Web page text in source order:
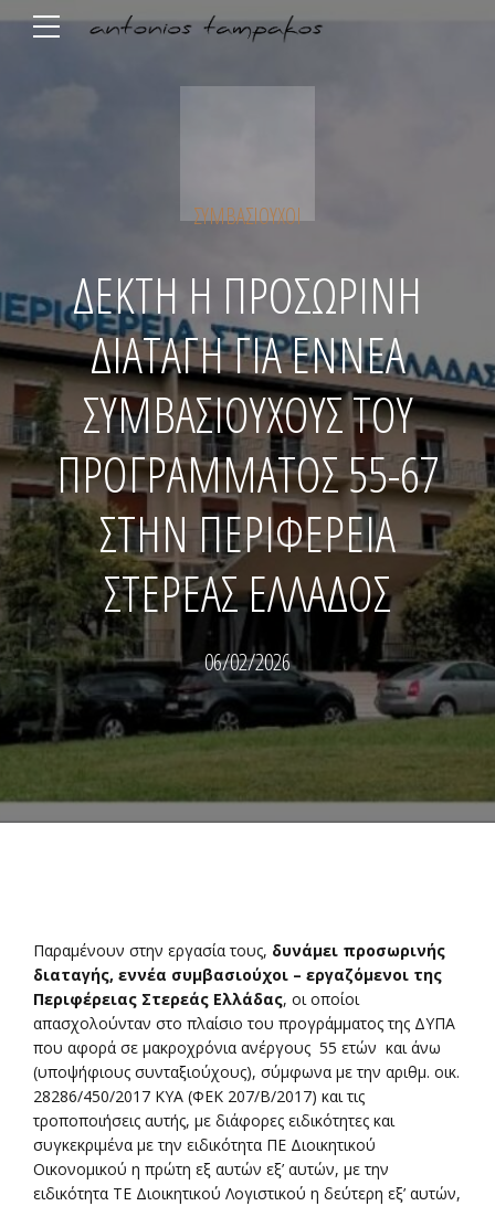
ΣΥΜΒΑΣΙΟΎΧΟΙ
ΔΕΚΤΗ Η ΠΡΟΣΩΡΙΝΗ
ΔΙΑΤΑΓΗ ΓΙΑ ΕΝΝΕΑ
ΣΥΜΒΑΣΙΟΥΧΟΥΣ ΤΟΥ
ΠΡΟΓΡΑΜΜΑΤΟΣ 55-67
ΣΤΗΝ ΠΕΡΙΦΕΡΕΙΑ
ΣΤΕΡΕΑΣ ΕΛΛΑΔΟΣ
06/02/2026
Παραμένουν στην εργασία τους, δυνάμει προσωρινής
διαταγής, εννέα συμβασιούχοι – εργαζόμενοι της
Περιφέρειας Στερεάς Ελλάδας, οι οποίοι
απασχολούνταν στο πλαίσιο του προγράμματος της ΔΥΠΑ
που αφορά σε μακροχρόνια ανέργους 55 ετών και άνω
(υποψήφιους συνταξιούχους), σύμφωνα με την αριθμ. οικ.
28286/450/2017 ΚΥΑ (ΦΕΚ 207/Β/2017) και τις
τροποποιήσεις αυτής, με διάφορες ειδικότητες και
συγκεκριμένα με την ειδικότητα ΠΕ Διοικητικού
Οικονομικού η πρώτη εξ αυτών εξ’ αυτών, με την
ειδικότητα ΤΕ Διοικητικού Λογιστικού η δεύτερη εξ’ αυτών,